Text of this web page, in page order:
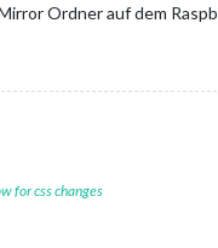
Ordner auf dem
for css changes